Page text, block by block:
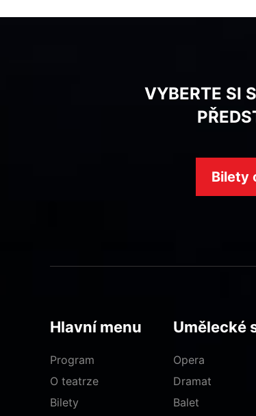
VYBERTE SI
Bilety
Hlavní menu
Program
O teatrze
Bilety
Umělecké
Opera
Dramat
Balet